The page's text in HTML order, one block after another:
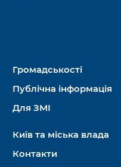
Громадськості
Публічна інформація
Для ЗМІ
Київ та міська влада
Контакти